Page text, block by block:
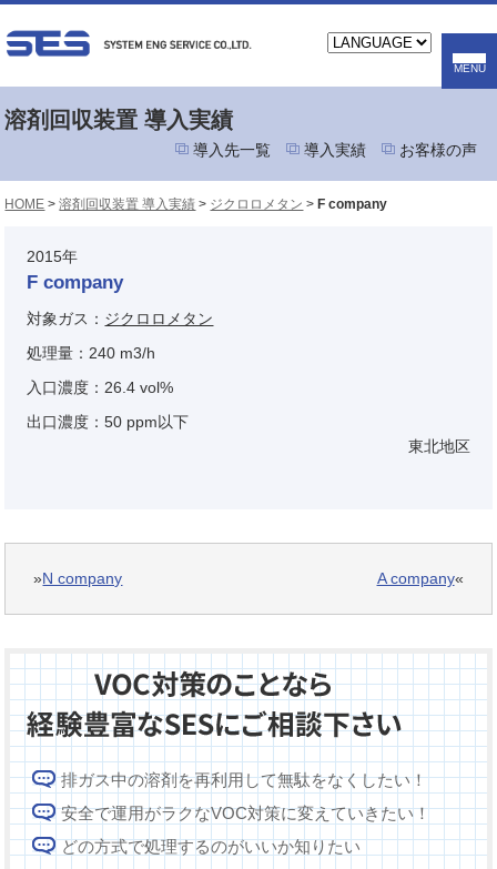
溶剤回収装置 導入実績
導入先一覧 導入実績 お客様の声
HOME >溶剤回収装置 導入実績 > ジクロロメタン > F company
2015年
F company
対象ガス： ジクロロメタン
処理量：240 m3/h
入口濃度：26.4 vol%
出口濃度：50 ppm以下
東北地区
»N company A company«
排ガス中の溶剤を再利用して無駄をなくしたい！
安全で運用がラクなVOC対策に変えていきたい！
どの方式で処理するのがいいか知りたい